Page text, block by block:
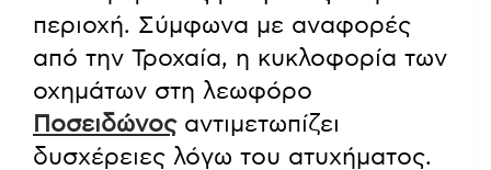
περιοχή. Σύμφωνα με αναφορές
από την Τροχαία, η κυκλοφορία των
οχημάτων στη λεωφόρο
Ποσειδώνοςαντιμετωπίζει
δυσχέρειες λόγω του ατυχήματος.